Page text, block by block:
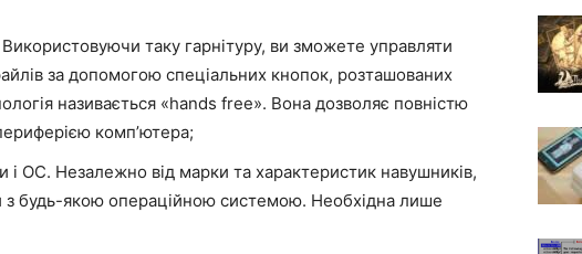
таку гарнітуру, ви зможете управляти
за допомогою спеціальних кнопок, розташованих
називається «hands free». Вона дозволяє повністю
комп’ютера;
і ОС. Незалежно від марки та характеристик навушників,
з будь-якою операційною системою. Необхідна лише